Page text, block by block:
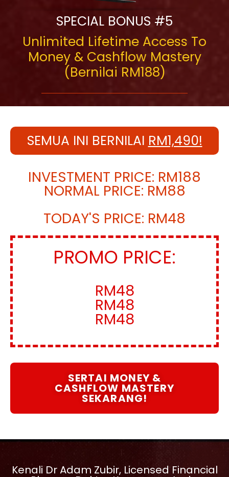
SPECIAL BONUS #5
Unlimited Lifetime Access To
Money & Cashflow Mastery
(Bernilai RM188)
SEMUA INI BERNILAI RM1,490!
INVESTMENT PRICE: RM188
NORMAL PRICE: RM88
TODAY'S PRICE: RM48
PROMO PRICE:
RM48
RM48
RM48
SERTAI MONEY &
CASHFLOW MASTERY
SEKARANG!
Kenali Dr Adam Zubir, Licensed Financial